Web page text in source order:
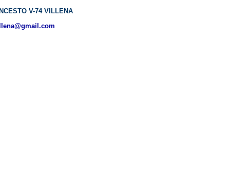
V-74 VILLENA